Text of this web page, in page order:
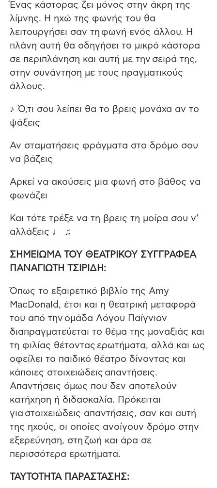
Ένας κάστορας ζει μόνος στην άκρη της
λίμνης. Η ηχώ της φωνής του θα
λειτουργήσει σαν τη φωνή ενός άλλου. Η
πλάνη αυτή θα οδηγήσει το μικρό κάστορα
σε περιπλάνηση και αυτή με την σειρά της,
στην συνάντηση με τους πραγματικούς
άλλους.
♪ Ό,τι σου λείπει θα το βρεις μονάχα αν το
ψάξεις
Αν σταματήσεις φράγματα στο δρόμο σου
να βάζεις
Αρκεί να ακούσεις μια φωνή στο βάθος να
φωνάζει
Και τότε τρέξε να τη βρεις τη μοίρα σου ν’
αλλάξεις ♩ ♫
ΣΗΜΕΙΩΜΑ ΤΟΥ ΘΕΑΤΡΙΚΟΥ ΣΥΓΓΡΑΦΕΑ
ΠΑΝΑΓΙΩΤΗ ΤΣΙΡΙΔΗ:
Όπως το εξαιρετικό βιβλίο της Amy
MacDonald, έτσι και η θεατρική μεταφορά
του από την ομάδα Λόγου Παίγνιον
διαπραγματεύεται το θέμα της μοναξιάς και
τη φιλίας θέτοντας ερωτήματα, αλλά και ­ως
οφείλει το παιδικό θέατρο­ δίνοντας και
κάποιες στοιχειώδεις απαντήσεις.
Απαντήσεις όμως που δεν αποτελούν
κατήχηση ή διδασκαλία. Πρόκειται
για στοιχειώδεις απαντήσεις, σαν και αυτή
της ηχούς, οι οποίες ανοίγουν δρόμο στην
εξερεύνηση, στη ζωή και άρα σε
περισσότερα ερωτήματα.
ΤΑΥΤΟΤΗΤΑ ΠΑΡΑΣΤΑΣΗΣ: